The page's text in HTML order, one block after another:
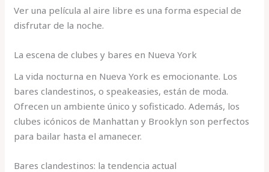
Ver una película al aire libre es una forma especial de
disfrutar de la noche.
La escena de clubes y bares en Nueva York
La vida nocturna en Nueva York es emocionante. Los
bares clandestinos, o speakeasies, están de moda.
Ofrecen un ambiente único y sofisticado. Además, los
clubes icónicos de Manhattan y Brooklyn son perfectos
para bailar hasta el amanecer.
Bares clandestinos: la tendencia actual